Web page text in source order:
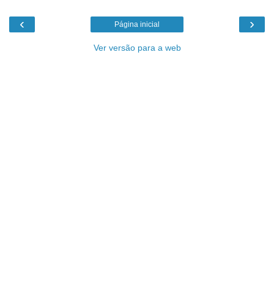
‹ ›
Página inicial
Ver versão para a web